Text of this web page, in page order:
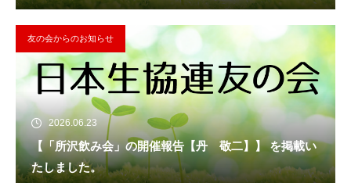
友の会からのお知らせ
2026.06.23
【「所沢飲み会」の開催報告【丹 敬二】】 を掲載い
たしました。